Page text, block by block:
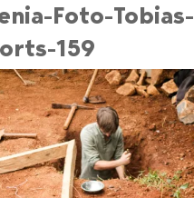
Foto-Tobias-
159